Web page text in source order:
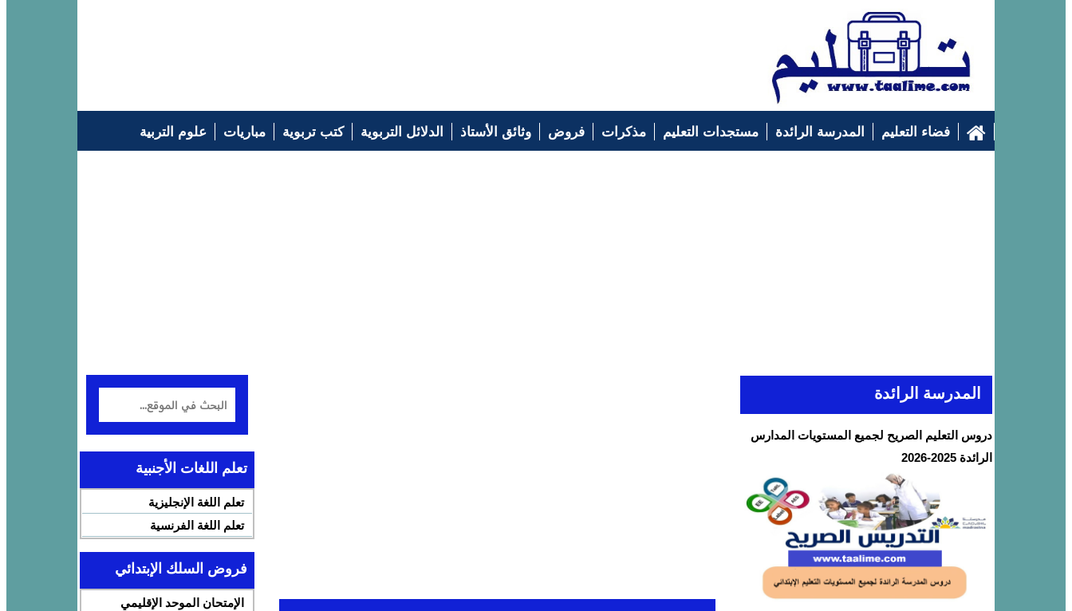
فضاء التعليم المدرسة الرائدة مستجدات التعليم مذكرات فروض وثائق الأستاذ الدلائل التربوية كتب تربوية مباريات
علوم التربية
المدرسة الرائدة
دروس التعليم الصريح لجميع المستويات المدارس
الرائدة 2025-2026
تعلم اللغات الأجنبية
تعلم اللغة الإنجليزية
تعلم اللغة الفرنسية
فروض السلك الإبتدائي
الإمتحان الموحد الإقليمي